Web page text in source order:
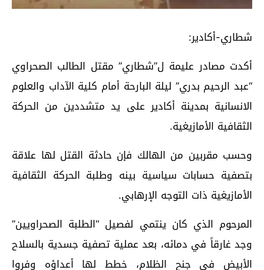
شطاري-أكادير:
أكدت مصادر عليمة ل”شطاري” مقتل الطالب الصحراوي
“عبد الرحيم بدري” ليلة البارحة أمام كلية الآداب والعلوم
الانسانية بمدينة أكادير على يد متشددين من الحركة
الثقافية الأمازيغية.
وحسب مقربين من الهالك فإن حادثة القتل لها علاقة
بتصفية حسابات سياسية بينه وطلبة الحركة الثقافية
الأمازيغية ذات التوجه الإرهابي.
المرحوم الذي كان ينتمي لفصيل “الطلبة الصحراويين”
وجد غارقاً في دمائه، بعد عملية تصفية جسدية بالسلاح
الأبيض في جنح الظلام، خطط لها أعداؤه وفروا